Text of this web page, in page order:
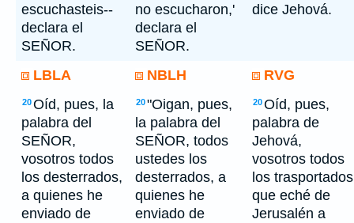
escuchasteis--
declara el
SEÑOR.
no escucharon,'
declara el
SEÑOR.
dice Jehová.
LBLA NBLH RVG
20Oíd, pues, la
palabra del
SEÑOR,
vosotros todos
los desterrados,
a quienes he
enviado de
20"Oigan, pues,
la palabra del
SEÑOR, todos
ustedes los
desterrados, a
quienes he
enviado de
20Oíd, pues,
palabra de
Jehová,
vosotros todos
los trasportados
que eché de
Jerusalén a